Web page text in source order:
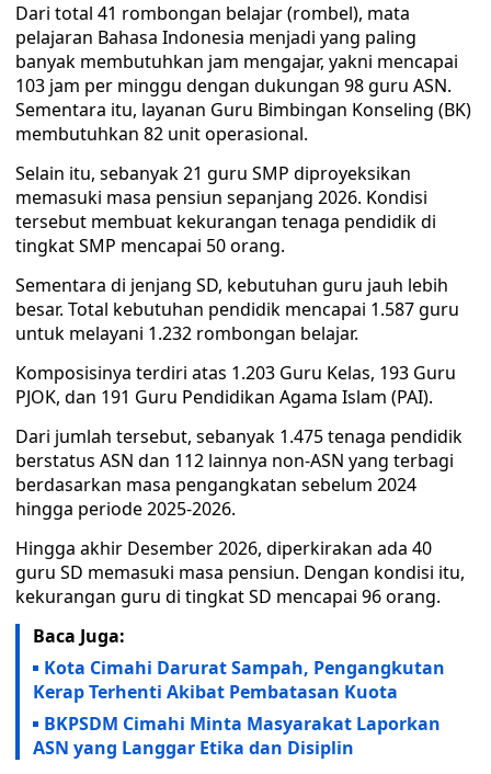
Dari total 41 rombongan belajar (rombel), mata
pelajaran Bahasa Indonesia menjadi yang paling
banyak membutuhkan jam mengajar, yakni mencapai
103 jam per minggu dengan dukungan 98 guru ASN.
Sementara itu, layanan Guru Bimbingan Konseling (BK)
membutuhkan 82 unit operasional.
Selain itu, sebanyak 21 guru SMP diproyeksikan
memasuki masa pensiun sepanjang 2026. Kondisi
tersebut membuat kekurangan tenaga pendidik di
tingkat SMP mencapai 50 orang.
Sementara di jenjang SD, kebutuhan guru jauh lebih
besar. Total kebutuhan pendidik mencapai 1.587 guru
untuk melayani 1.232 rombongan belajar.
Komposisinya terdiri atas 1.203 Guru Kelas, 193 Guru
PJOK, dan 191 Guru Pendidikan Agama Islam (PAI).
Dari jumlah tersebut, sebanyak 1.475 tenaga pendidik
berstatus ASN dan 112 lainnya non-ASN yang terbagi
berdasarkan masa pengangkatan sebelum 2024
hingga periode 2025-2026.
Hingga akhir Desember 2026, diperkirakan ada 40
guru SD memasuki masa pensiun. Dengan kondisi itu,
kekurangan guru di tingkat SD mencapai 96 orang.
Baca Juga:
Kota Cimahi Darurat Sampah, Pengangkutan
Kerap Terhenti Akibat Pembatasan Kuota
BKPSDM Cimahi Minta Masyarakat Laporkan
ASN yang Langgar Etika dan Disiplin